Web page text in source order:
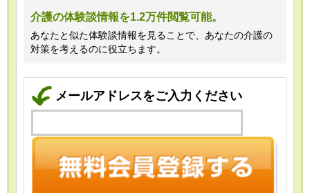
介護の体験談情報を1.2万件閲覧可能。
あなたと似た体験談情報を見ることで、あなたの介護の
対策を考えるのに役立ちます。
メールアドレスをご入力ください